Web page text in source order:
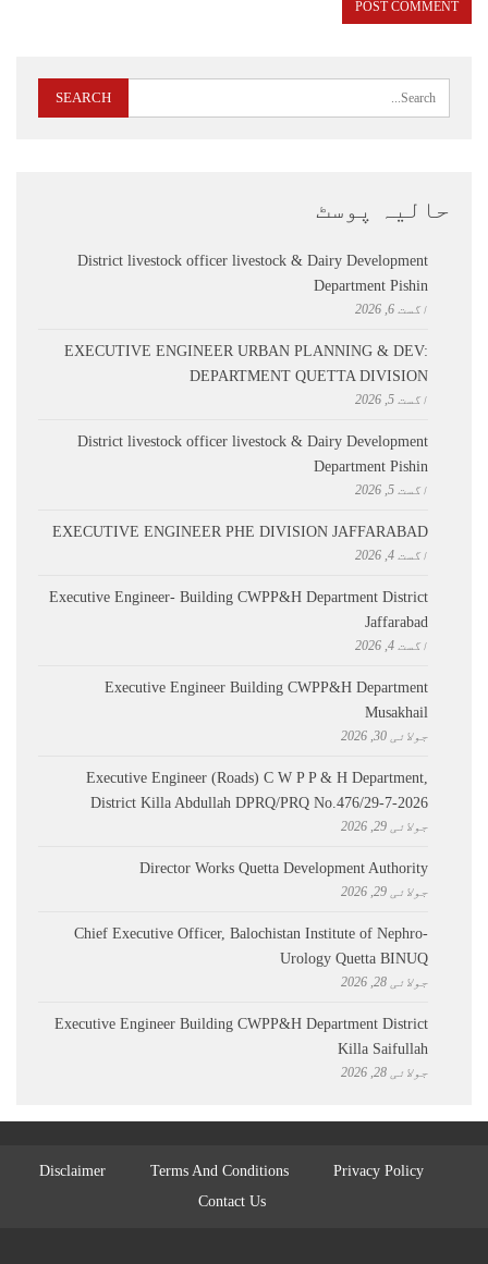
حالیہ پوسٹ
District livestock officer livestock & Dairy Development
Department Pishin
اگست 6, 2026
EXECUTIVE ENGINEER URBAN PLANNING & DEV:
DEPARTMENT QUETTA DIVISION
اگست 5, 2026
District livestock officer livestock & Dairy Development
Department Pishin
اگست 5, 2026
EXECUTIVE ENGINEER PHE DIVISION JAFFARABAD
اگست 4, 2026
Executive Engineer- Building CWPP&H Department District
Jaffarabad
اگست 4, 2026
Executive Engineer Building CWPP&H Department
Musakhail
جولائی 30, 2026
Executive Engineer (Roads) C W P P & H Department,
District Killa Abdullah ​DPRQ/PRQ No.476/29-7-2026
جولائی 29, 2026
Director Works Quetta Development Authority
جولائی 29, 2026
Chief Executive Officer, Balochistan Institute of Nephro-
Urology Quetta BINUQ
جولائی 28, 2026
Executive Engineer Building CWPP&H Department District
Killa Saifullah
جولائی 28, 2026
Privacy Policy
Terms And Conditions
Disclaimer
Contact Us